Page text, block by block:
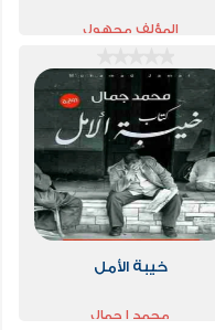
المؤلف مجهول
خيبة الأمل
محمد ا جمال